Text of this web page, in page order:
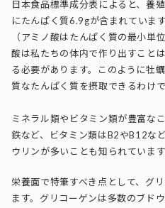
日本食品標準成分表によると、養
にたんぱく質6.9gが含まれていま
（アミノ酸はたんぱく質の最小単
酸は私たちの体内で作り出すこと
る必要があります。このように牡
質なたんぱく質を摂取できるわけで
ミネラル類やビタミン類が豊富な
鉄など、ビタミン類はB2やB12な
ウリンが多いことも知られています
栄養面で特筆すべき点として、グ
ます。グリコーゲンは多数のブド